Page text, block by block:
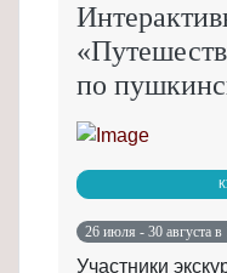
по
26 июля - 30 августа в
Участники